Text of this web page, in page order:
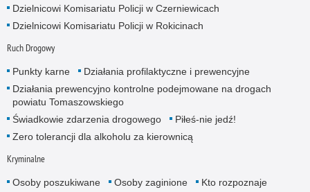
Dzielnicowi Komisariatu Policji w Czerniewicach
Dzielnicowi Komisariatu Policji w Rokicinach
Ruch Drogowy
Punkty karne
Działania profilaktyczne i prewencyjne
Działania prewencyjno kontrolne podejmowane na drogach
powiatu Tomaszowskiego
Świadkowie zdarzenia drogowego
Piłeś-nie jedź!
Zero tolerancji dla alkoholu za kierownicą
Kryminalne
Osoby poszukiwane Osoby zaginione
Kto rozpoznaje